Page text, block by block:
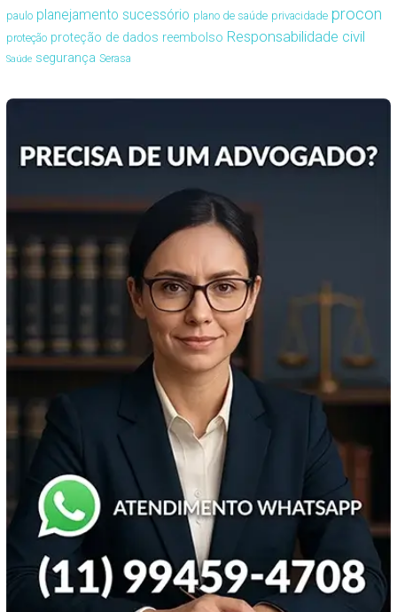
paulo planejamento sucessório plano de saúde privacidade procon
proteção proteção de dados reembolso Responsabilidade civil
Saúde segurança Serasa